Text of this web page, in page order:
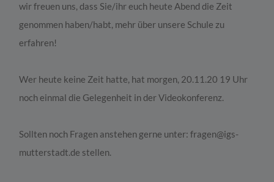
wir freuen uns, dass Sie/ihr euch heute Abend die Zeit
genommen haben/habt, mehr über unsere Schule zu
erfahren!
Wer heute keine Zeit hatte, hat morgen, 20.11.20 19 Uhr
noch einmal die Gelegenheit in der Videokonferenz.
Sollten noch Fragen anstehen gerne unter: fragen@igs-
mutterstadt.de stellen.